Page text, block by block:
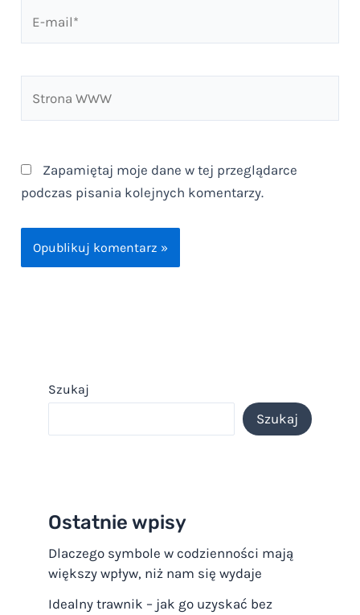
mail*
WWW
Zapamiętaj moje dane w tej przeglądarce
podczas pisania kolejnych komentarzy.
Szukaj
Szukaj
Ostatnie wpisy
Dlaczego symbole w codzienności mają
większy wpływ, niż nam się wydaje
Idealny trawnik – jak go uzyskać bez